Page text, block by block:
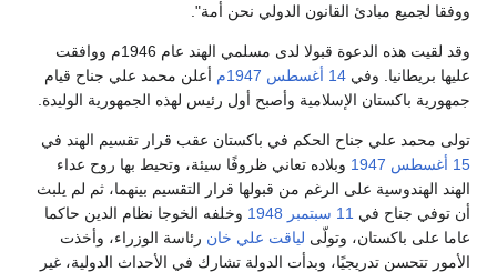
ووفقا لجميع مبادئ القانون الدولي نحن أمة".
وقد لقيت هذه الدعوة قبولا لدى مسلمي الهند عام 1946م ووافقت
عليها بريطانيا. وفي 14 أغسطس 1947م
أعلن محمد علي جناح قيام
جمهورية باكستان الإسلامية وأصبح أول رئيس لهذه الجمهورية الوليدة.
تولى محمد علي جناح الحكم في باكستان عقب قرار تقسيم الهند في
15 أغسطس
1947 وبلاده تعاني ظروفًا سيئة، وتحيط بها روح عداء
الهند الهندوسية على الرغم من قبولها قرار التقسيم بينهما، ثم لم يلبث
أن توفي جناح في 11 سبتمبر 1948 وخلفه الخوجا نظام الدين حاكما
عاما على باكستان، وتولّى لياقت علي خان رئاسة الوزراء، وأخذت
الأمور تتحسن تدريجيًا، وبدأت الدولة تشارك في الأحداث الدولية، غير